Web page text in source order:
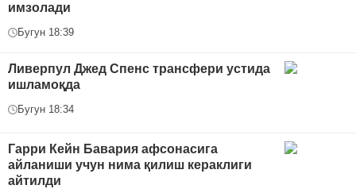
имзолади
Бугун 18:39
Ливерпул Джед Спенс трансфери устида
ишламоқда
Бугун 18:34
Гарри Кейн Бавария афсонасига
айланиши учун нима қилиш кераклиги
айтилди